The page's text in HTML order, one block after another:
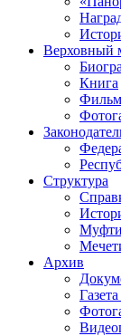
Верховный
Книга
Фильм
Структура
Архив